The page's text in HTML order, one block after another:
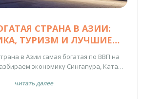
СТРАНА В АЗИИ:
ТУРИЗМ И ЛУЧШИЕ
НАПРАВЛЕНИЯ
в Азии самая богатая по ВВП на
экономику Сингапура, Катара
читать далее